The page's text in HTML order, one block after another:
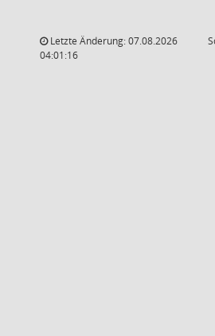
Letzte Änderung: 07.08.2026
04:01:16